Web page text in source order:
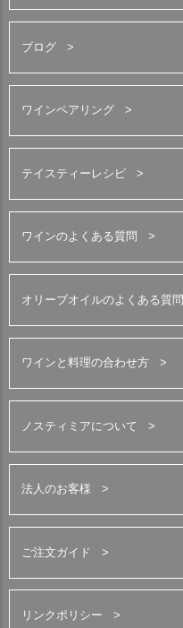
ブログ
ワインペアリング
テイスティーレシピ
ワインのよくある質問
オリーブオイルのよくある質問
ワインと料理の合わせ方
ノスティミアについて
法人のお客様
ご注文ガイド
リンクポリシー